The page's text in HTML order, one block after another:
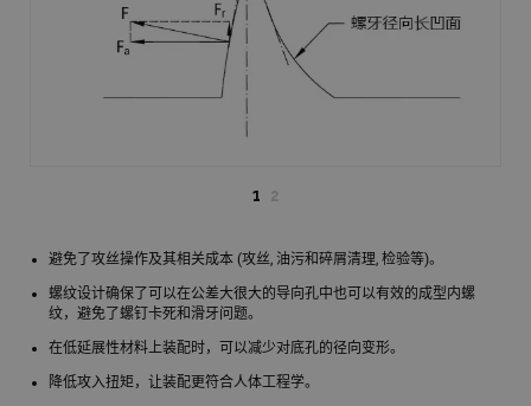
避免了攻丝操作及其相关成本 (攻丝, 油污和碎屑清理, 检验等)。
螺纹设计确保了可以在公差大很大的导向孔中也可以有效的成型内螺
纹，避免了螺钉卡死和滑牙问题。
在低延展性材料上装配时，可以减少对底孔的径向变形。
降低攻入扭矩，让装配更符合人体工程学。
1 2